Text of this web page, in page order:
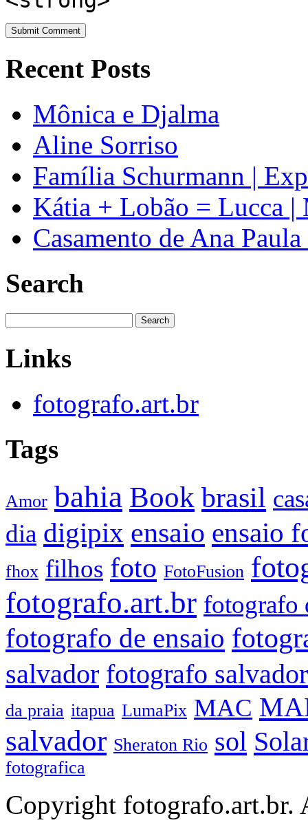
Recent Posts
Mônica e Djalma
Aline Sorriso
Família Schurmann |
Kátia + Lobão = Lucca |
Casamento de Ana
Search
Links
fotografo.art.br
Tags
Amor bahia Book brasil
dia digipix ensaio ensaio
fhox filhos foto FotoFusion
fotografo.art.br fotografo
fotografo de ensaio
salvador fotografo salvador
da praia itapua LumaPix MAC
salvador Sheraton Rio sol
fotografica
Copyright fotografo.art.br.